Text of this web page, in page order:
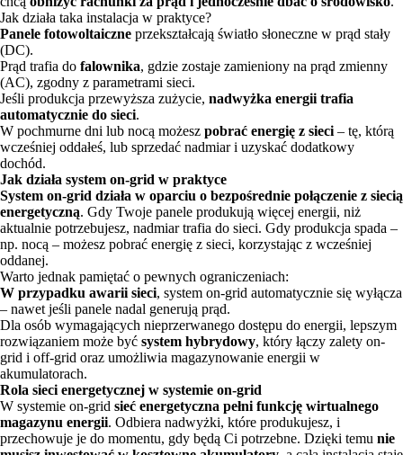
Jak działa taka instalacja w praktyce?
Panele fotowoltaiczne przekształcają światło słoneczne w prąd stały
(DC).
Prąd trafia do falownika, gdzie zostaje zamieniony na prąd zmienny
(AC), zgodny z parametrami sieci.
Jeśli produkcja przewyższa zużycie, nadwyżka energii trafia
automatycznie do sieci.
W pochmurne dni lub nocą możesz pobrać energię z sieci – tę, którą
wcześniej oddałeś, lub sprzedać nadmiar i uzyskać dodatkowy
dochód.
Jak działa system on-grid w praktyce
System on-grid działa w oparciu o bezpośrednie połączenie z siecią
energetyczną. Gdy Twoje panele produkują więcej energii, niż
aktualnie potrzebujesz, nadmiar trafia do sieci. Gdy produkcja spada –
np. nocą – możesz pobrać energię z sieci, korzystając z wcześniej
oddanej.
Warto jednak pamiętać o pewnych ograniczeniach:
W przypadku awarii sieci, system on-grid automatycznie się wyłącza
– nawet jeśli panele nadal generują prąd.
Dla osób wymagających nieprzerwanego dostępu do energii, lepszym
rozwiązaniem może być system hybrydowy, który łączy zalety on-
grid i off-grid oraz umożliwia magazynowanie energii w
akumulatorach.
Rola sieci energetycznej w systemie on-grid
W systemie on-grid sieć energetyczna pełni funkcję wirtualnego
magazynu energii. Odbiera nadwyżki, które produkujesz, i
przechowuje je do momentu, gdy będą Ci potrzebne. Dzięki temu nie